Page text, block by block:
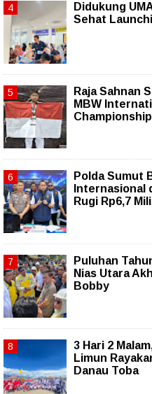
Didukung
Sehat
Raja Sahnan
MBW
Polda Sumut
Internasional
Rugi Rp6,7
Puluhan
Nias Utara
Bobby
3 Hari 2
Limun
Danau Toba